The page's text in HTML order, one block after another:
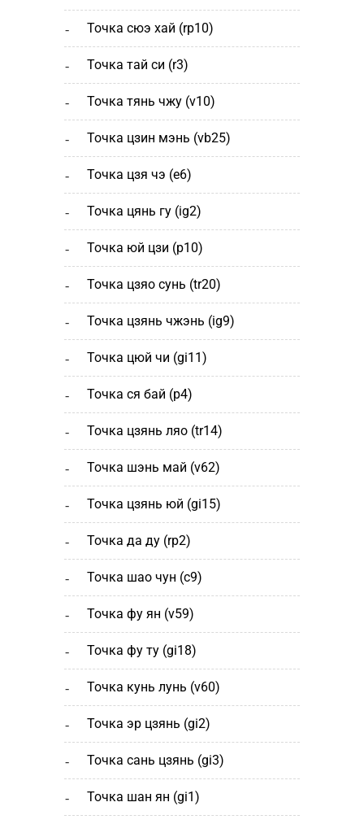
точка сюэ хай (rp10)
точка тай си (r3)
точка тянь чжу (v10)
точка цзин мэнь (vb25)
точка цзя чэ (е6)
точка цянь гу (ig2)
точка юй цзи (р10)
точка цзяо сунь (tr20)
точка цзянь чжэнь (ig9)
точка цюй чи (gi11)
точка ся бай (р4)
точка цзянь ляо (tr14)
точка шэнь май (v62)
точка цзянь юй (gi15)
точка да ду (rp2)
точка шао чун (с9)
точка фу ян (v59)
точка фу ту (gi18)
точка кунь лунь (v60)
точка эр цзянь (gi2)
точка сань цзянь (gi3)
точка шан ян (gi1)